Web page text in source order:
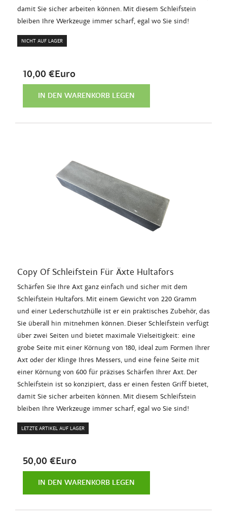
damit Sie sicher arbeiten können. Mit diesem Schleifstein
bleiben Ihre Werkzeuge immer scharf, egal wo Sie sind!
NICHT AUF LAGER
10,00 €Euro
IN DEN WARENKORB LEGEN
Copy Of Schleifstein Für Äxte Hultafors
Schärfen Sie Ihre Axt ganz einfach und sicher mit dem
Schleifstein Hultafors. Mit einem Gewicht von 220 Gramm
und einer Lederschutzhülle ist er ein praktisches Zubehör, das
Sie überall hin mitnehmen können. Dieser Schleifstein verfügt
über zwei Seiten und bietet maximale Vielseitigkeit: eine
grobe Seite mit einer Körnung von 180, ideal zum Formen Ihrer
Axt oder der Klinge Ihres Messers, und eine feine Seite mit
einer Körnung von 600 für präzises Schärfen Ihrer Axt. Der
Schleifstein ist so konzipiert, dass er einen festen Griff bietet,
damit Sie sicher arbeiten können. Mit diesem Schleifstein
bleiben Ihre Werkzeuge immer scharf, egal wo Sie sind!
LETZTE ARTIKEL AUF LAGER
50,00 €Euro
IN DEN WARENKORB LEGEN